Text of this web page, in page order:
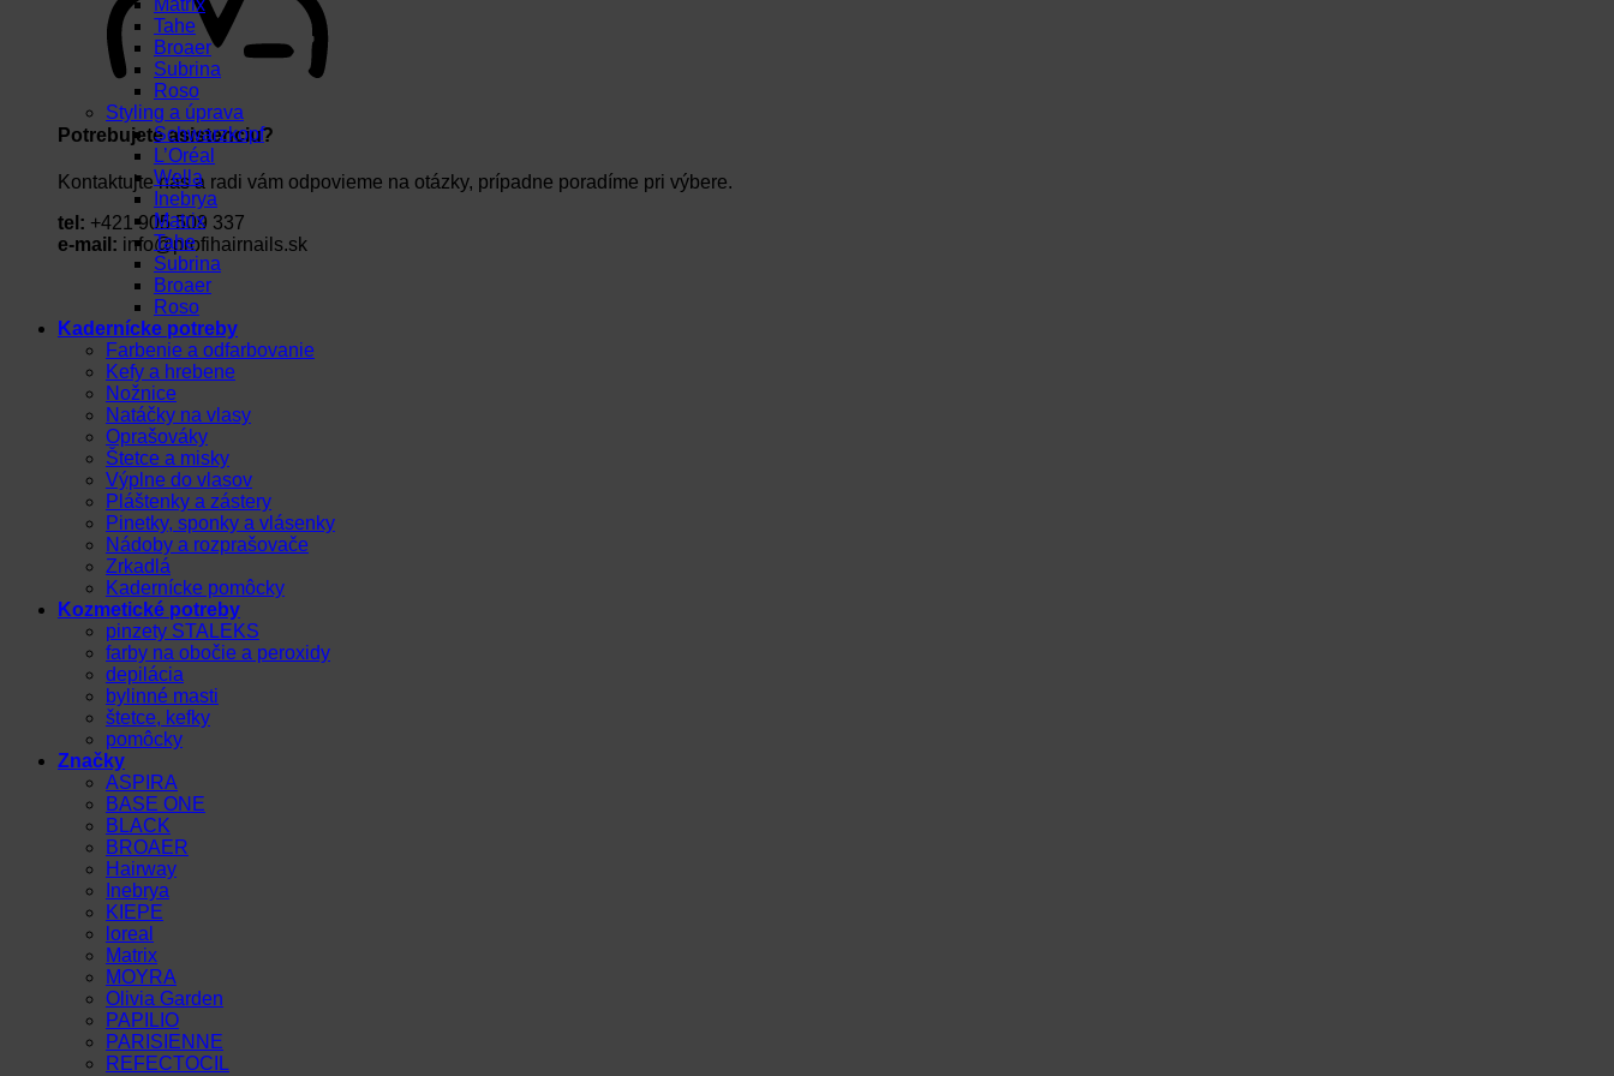
Potrebujete asistenciu?
Kontaktujte nás a radi vám odpovieme na otázky, prípadne poradíme pri výbere.
tel: +421 905 509 337
e-mail: info@profihairnails.sk
Matrix
Tahe
Broaer
Subrina
Roso
Styling a úprava
Schwarzkopf
L’Oréal
Wella
Inebrya
Matrix
Tahe
Subrina
Broaer
Roso
Kadernícke potreby
Farbenie a odfarbovanie
Kefy a hrebene
Nožnice
Natáčky na vlasy
Oprašováky
Štetce a misky
Výplne do vlasov
Pláštenky a zástery
Pinetky, sponky a vlásenky
Nádoby a rozprašovače
Zrkadlá
Kadernícke pomôcky
Kozmetické potreby
pinzety STALEKS
farby na obočie a peroxidy
depilácia
bylinné masti
štetce, kefky
pomôcky
Značky
ASPIRA
BASE ONE
BLACK
BROAER
Hairway
Inebrya
KIEPE
loreal
Matrix
MOYRA
Olivia Garden
PAPILIO
PARISIENNE
REFECTOCIL